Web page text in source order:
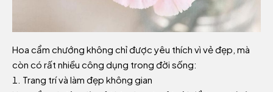
Hoa cẩm chướng không chỉ được yêu thích vì vẻ đẹp, mà
còn có rất nhiều công dụng trong đời sống:
Trang trí và làm đẹp không gian